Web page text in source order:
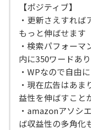
【ポジティブ】
・更新さえすれ
もっと伸ばせます
・検索パフォーマ
内に350ワードあ
・WPなので自由
・現在広告はあ
益性を伸ばすこと
・amazonアソシ
ば収益性の多角化